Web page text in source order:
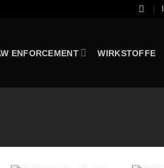
ENFORCEMENT WIRKSTOFFE